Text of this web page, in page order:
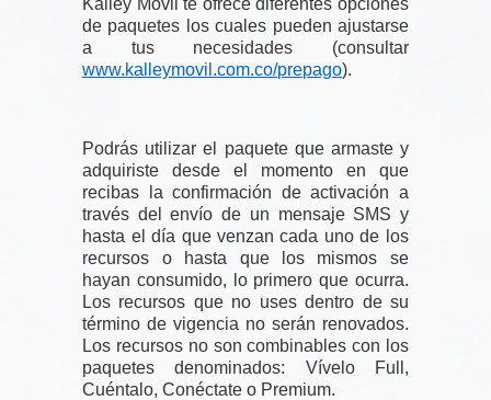
Kalley Móvil te ofrece diferentes opciones
de paquetes los cuales pueden ajustarse
a tus necesidades (consultar
www.kalleymovil.com.co/prepago).
Podrás utilizar el paquete que armaste y
adquiriste desde el momento en que
recibas la confirmación de activación a
través del envío de un mensaje SMS y
hasta el día que venzan cada uno de los
recursos o hasta que los mismos se
hayan consumido, lo primero que ocurra.
Los recursos que no uses dentro de su
término de vigencia no serán renovados.
Los recursos no son combinables con los
paquetes denominados: Vívelo Full,
Cuéntalo, Conéctate o Premium.